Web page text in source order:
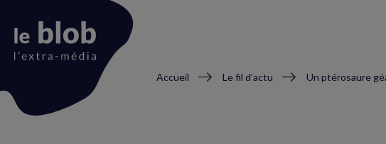
Fil
Accueil Le fil d’actu Un ptérosaure